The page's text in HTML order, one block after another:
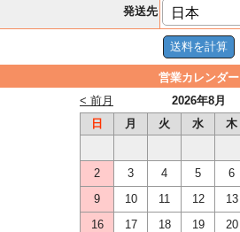
発送先
営業カレンダー
2026年8月
< 前月
日
月 火 水 木
2
3 4 5 6
9
10 11 12 13
16
17 18 19 20